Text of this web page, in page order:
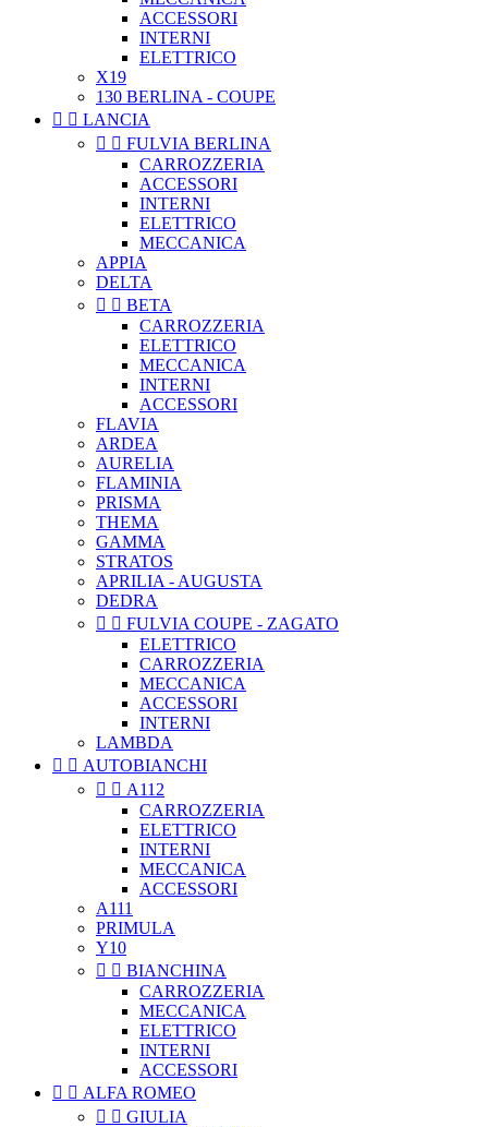
ACCESSORI
INTERNI
ELETTRICO
X19
130 BERLINA - COUPE
  LANCIA
  FULVIA BERLINA
CARROZZERIA
ACCESSORI
INTERNI
ELETTRICO
MECCANICA
APPIA
DELTA
  BETA
CARROZZERIA
ELETTRICO
MECCANICA
INTERNI
ACCESSORI
FLAVIA
ARDEA
AURELIA
FLAMINIA
PRISMA
THEMA
GAMMA
STRATOS
APRILIA - AUGUSTA
DEDRA
  FULVIA COUPE - ZAGATO
ELETTRICO
CARROZZERIA
MECCANICA
ACCESSORI
INTERNI
LAMBDA
  AUTOBIANCHI
  A112
CARROZZERIA
ELETTRICO
INTERNI
MECCANICA
ACCESSORI
A111
PRIMULA
Y10
  BIANCHINA
CARROZZERIA
MECCANICA
ELETTRICO
INTERNI
ACCESSORI
  ALFA ROMEO
  GIULIA